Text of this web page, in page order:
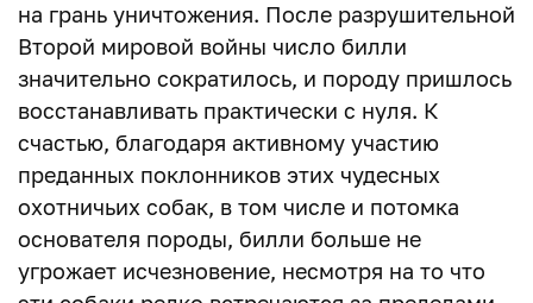
на грань уничтожения. После разрушительной
Второй мировой войны число билли
значительно сократилось, и породу пришлось
восстанавливать практически с нуля. К
счастью, благодаря активному участию
преданных поклонников этих чудесных
охотничьих собак, в том числе и потомка
основателя породы, билли больше не
угрожает исчезновение, несмотря на то что